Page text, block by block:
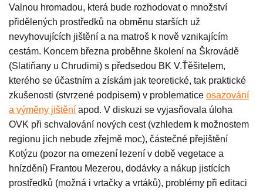
Valnou hromadou, která bude rozhodovat o množství
přidělených prostředků na obměnu starších už
nevyhovujících jištění a na matroš k nově vznikajícím
cestám. Koncem března proběhne školení na Škrovádě
(Slatiňany u Chrudimi) s předsedou BK V.Ťěšitelem,
kterého se účastním a získám jak teoretické, tak praktické
zkušenosti (stvrzené podpisem) v problematice osazování
a výměny jištění apod. V diskuzi se vyjasňovala úloha
OVK při schvalování nových cest (vzhledem k možnostem
regionu jich nebude zřejmě moc), částečné přejištění
Kotýzu (pozor na omezení lezení v době vegetace a
hnízdění) Frantou Mezerou, dodávky a nákup jistících
prostředků (možná i vrtačky a vrtáků), problémy při editaci